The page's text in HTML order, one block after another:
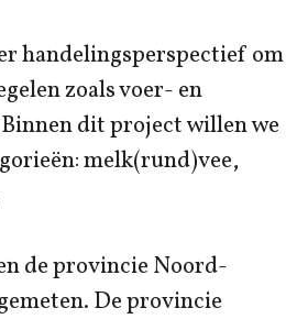
handelingsperspectief om
zoals voer- en
dit project willen we
melk(rund)vee,
de provincie Noord-
De provincie